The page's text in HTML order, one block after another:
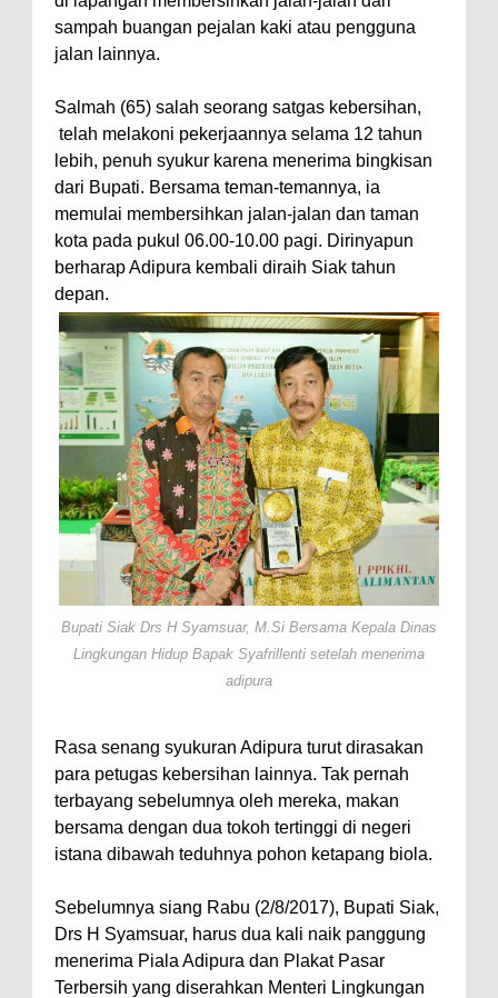
sampah buangan pejalan kaki atau pengguna
jalan lainnya.
Salmah (65) salah seorang satgas kebersihan,
telah melakoni pekerjaannya selama 12 tahun
lebih, penuh syukur karena menerima bingkisan
dari Bupati. Bersama teman-temannya, ia
memulai membersihkan jalan-jalan dan taman
kota pada pukul 06.00-10.00 pagi. Dirinyapun
berharap Adipura kembali diraih Siak tahun
depan.
Bupati Siak Drs H Syamsuar, M.Si Bersama Kepala Dinas
Lingkungan Hidup Bapak Syafrillenti setelah menerima
adipura
Rasa senang syukuran Adipura turut dirasakan
para petugas kebersihan lainnya. Tak pernah
terbayang sebelumnya oleh mereka, makan
bersama dengan dua tokoh tertinggi di negeri
istana dibawah teduhnya pohon ketapang biola.
Sebelumnya siang Rabu (2/8/2017), Bupati Siak,
Drs H Syamsuar, harus dua kali naik panggung
menerima Piala Adipura dan Plakat Pasar
Terbersih yang diserahkan Menteri Lingkungan